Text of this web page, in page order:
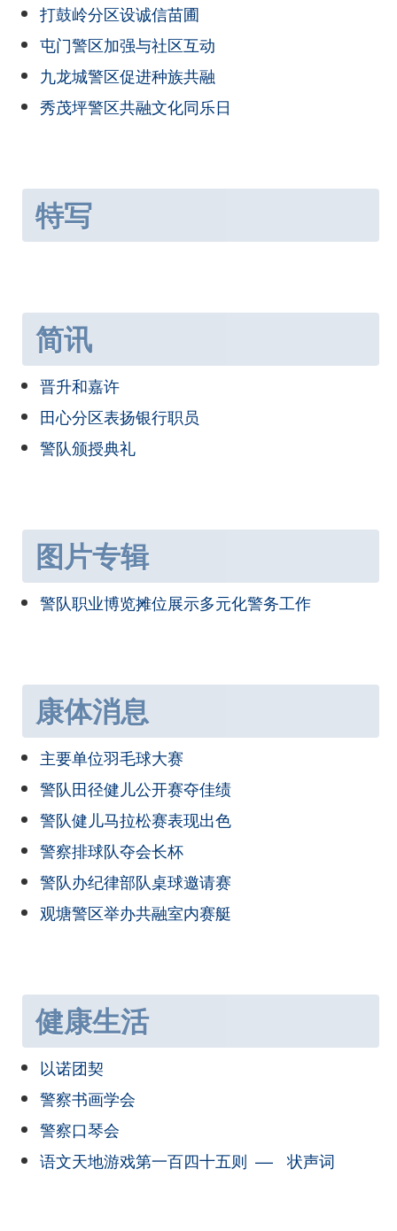
打鼓岭分区设诚信苗圃
屯门警区加强与社区互动
九龙城警区促进种族共融
秀茂坪警区共融文化同乐日
特写
简讯
晋升和嘉许
田心分区表扬银行职员
警队颁授典礼
图片专辑
警队职业博览摊位展示多元化警务工作
康体消息
主要单位羽毛球大赛
警队田径健儿公开赛夺佳绩
警队健儿马拉松赛表现出色
警察排球队夺会长杯
警队办纪律部队桌球邀请赛
观塘警区举办共融室内赛艇
健康生活
以诺团契
警察书画学会
警察口琴会
语文天地游戏第一百四十五则 –– 状声词